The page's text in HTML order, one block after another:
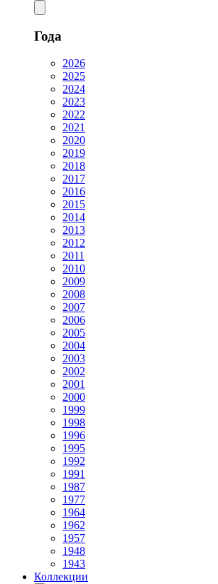
Года
2026
2025
2024
2023
2022
2021
2020
2019
2018
2017
2016
2015
2014
2013
2012
2011
2010
2009
2008
2007
2006
2005
2004
2003
2002
2001
2000
1999
1998
1996
1995
1992
1991
1987
1977
1964
1962
1957
1948
1943
Коллекции